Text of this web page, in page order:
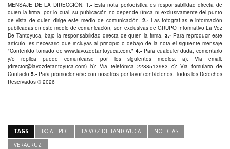
MENSAJE DE LA DIRECCIÓN:1.- Esta nota periodística es responsabilidad directa de
quien la firma, por lo cual, su publicación no depende única ni exclusivamente del punto
de vista de quien dirige este medio de comunicación.2.- Las fotografías e información
publicadas en este medio de comunicación, son exclusivas de GRUPO Informativo La Voz
De Tantoyuca, bajo la responsabilidad directa de quien la firma.3.- Para reproducir este
artículo, es necesario que incluyas al principio o debajo de la nota el siguiente mensaje
"Contenido tomado dewww.lavozdetantoyuca.com ." 4.- Para cualquier duda, comentario
y/o replica puede comunicarse por los siguientes medios: a): Via email:
(director@lavozdetantoyuca.com) b): Via telefónica 2288513983 c): Via fomulario de
Contacto 5.- Para promocionarse con nosotros por favorcontáctenos. Todos los Derechos
Reservados © 2026
TAGS IXCATEPEC LA VOZ DE TANTOYUCA
NOTICIAS
VERACRUZ